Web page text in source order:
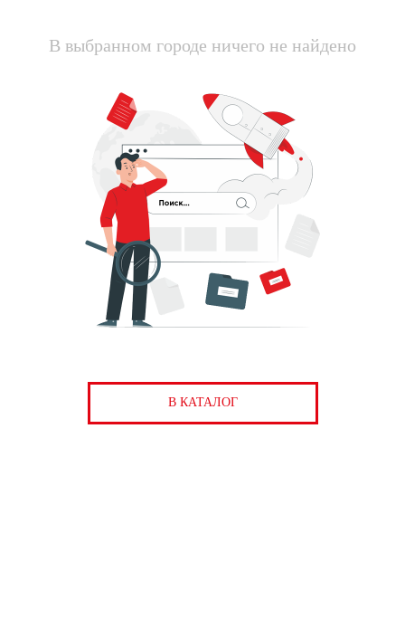
В выбранном городе ничего не найдено
В КАТАЛОГ